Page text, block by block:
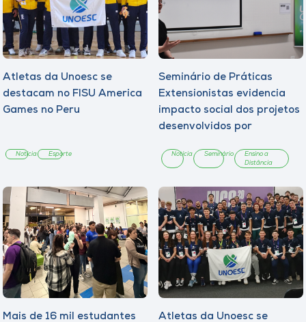
Store
Selecione
A-
Atletas da Unoesc se
destacam no FISU America
Games no Peru
Notícia Esporte
Seminário de Práticas
Extensionistas evidencia
impacto social dos projetos
desenvolvidos por
line
Notícia Seminário
Ensino a
Distância
Mais de 16 mil estudantes
Atletas da Unoesc se